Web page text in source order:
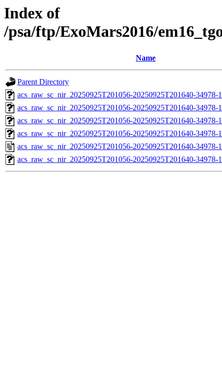
Index of
/psa/ftp/ExoMars2016/
Name
Parent Directory
acs_raw_sc_nir_20250925T201056-20250925T201640-34978-
acs_raw_sc_nir_20250925T201056-20250925T201640-34978-
acs_raw_sc_nir_20250925T201056-20250925T201640-
acs_raw_sc_nir_20250925T201056-20250925T201640-34978-
acs_raw_sc_nir_20250925T201056-20250925T201640-34978-
acs_raw_sc_nir_20250925T201056-20250925T201640-34978-